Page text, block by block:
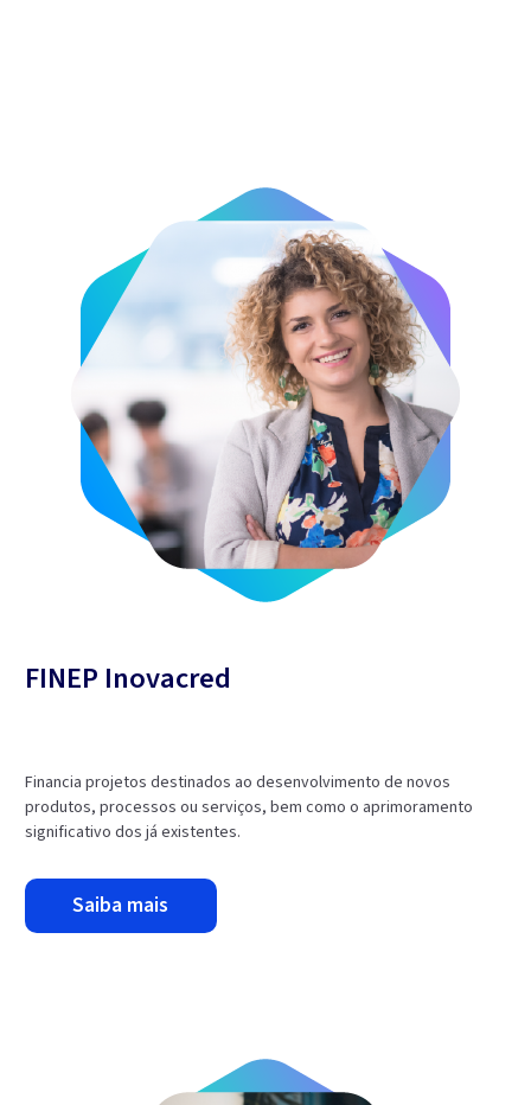
FINEP Inovacred
Financia projetos destinados ao desenvolvimento de novos
produtos, processos ou serviços, bem como o aprimoramento
significativo dos já existentes.
saiba mais